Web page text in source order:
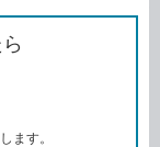
を
ます。